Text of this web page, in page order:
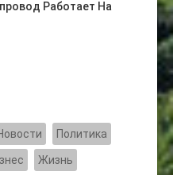
Работает На
сен
Политика
Жизнь